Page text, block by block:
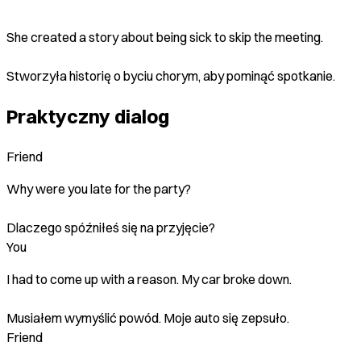
She created a story about being sick to skip the meeting.
Stworzyła historię o byciu chorym, aby pominąć spotkanie.
Praktyczny dialog
Friend
Why were you late for the party?
Dlaczego spóźniłeś się na przyjęcie?
You
I had to come up with a reason. My car broke down.
Musiałem wymyślić powód. Moje auto się zepsuło.
Friend